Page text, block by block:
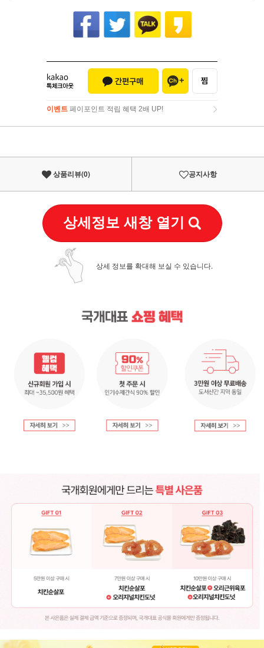
이벤트 페이포인트 적립 혜택 2배 UP!
이벤트페이포인트 적립 혜택 2배 UP!
상품리뷰(0) 공지사항
상세정보 새창 열기
상세 정보를 확대해 보실 수 있습니다.